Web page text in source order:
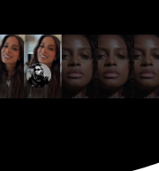
Fana Hues